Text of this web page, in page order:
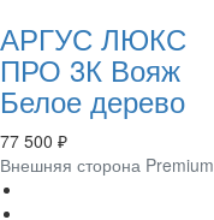
АРГУС ЛЮКС
ПРО 3К Вояж
Белое дерево
77 500 ₽
Внешняя сторона Premium